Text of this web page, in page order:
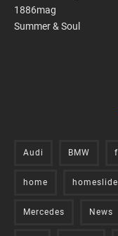
1886mag
Summer & Soul
Audi BMW
home
Mercedes News